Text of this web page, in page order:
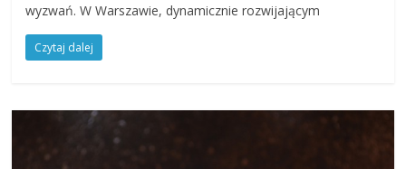
wyzwań. W Warszawie, dynamicznie rozwijającym
Czytaj dalej